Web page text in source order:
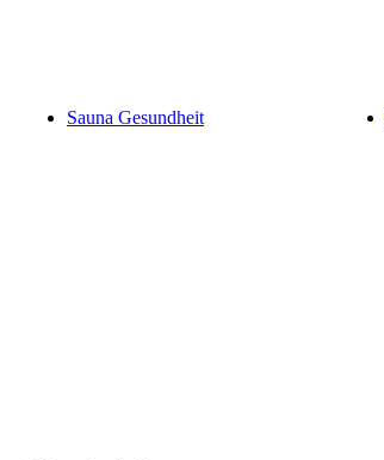
Sauna Gesundheit